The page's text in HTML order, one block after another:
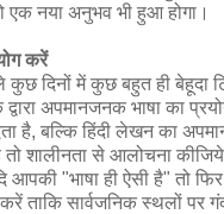
एक नया अनुभव भी हुआ होगा।
करें
दिनों में कुछ बहुत ही बेहूदा
अपमानजनक भाषा का
है, बल्कि हिंदी लेखन का
शालीनता से आलोचना
"भाषा ही ऐसी है" तो
ताकि सार्वजनिक स्थलों पर